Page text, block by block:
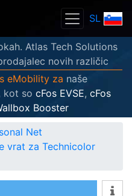
SL
Atlas Tech Solutions
novih različic
eMobility za naše
kot so cFos EVSE, cFos
Booster
Net
vrat za Technicolor